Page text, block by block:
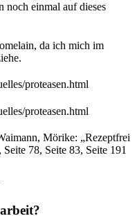
noch einmal auf dieses
da ich mich im
proteasen.html
proteasen.html
Mörike: „Rezeptfrei
78, Seite 83, Seite 191